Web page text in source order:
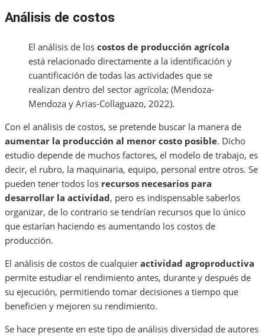
Análisis de costos
El análisis de los costos de producción agrícola
está relacionado directamente a la identificación y
cuantificación de todas las actividades que se
realizan dentro del sector agrícola; (Mendoza-
Mendoza y Arias-Collaguazo, 2022).
Con el análisis de costos, se pretende buscar la manera de
aumentar la producción al menor costo posible. Dicho
estudio depende de muchos factores, el modelo de trabajo, es
decir, el rubro, la maquinaria, equipo, personal entre otros. Se
pueden tener todos los recursos necesarios para
desarrollar la actividad, pero es indispensable saberlos
organizar, de lo contrario se tendrían recursos que lo único
que estarían haciendo es aumentando los costos de
producción.
El análisis de costos de cualquier actividad agroproductiva
permite estudiar el rendimiento antes, durante y después de
su ejecución, permitiendo tomar decisiones a tiempo que
beneficien y mejoren su rendimiento.
Se hace presente en este tipo de análisis diversidad de autores